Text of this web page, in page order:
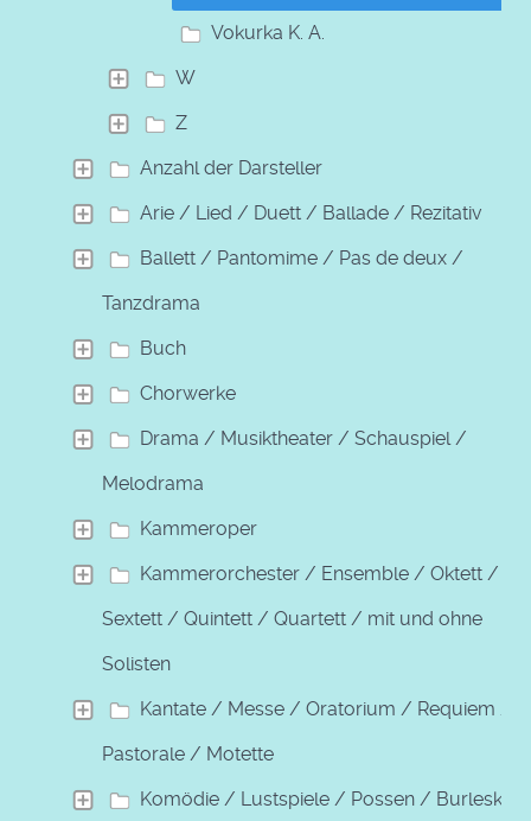
Vokurka K. A.
W
Z
Anzahl der Darsteller
Arie / Lied / Duett / Ballade / Rezitativ
Ballett / Pantomime / Pas de deux /
Tanzdrama
Buch
Chorwerke
Drama / Musiktheater / Schauspiel /
Melodrama
Kammeroper
Kammerorchester / Ensemble / Oktett /
Sextett / Quintett / Quartett / mit und ohne
Solisten
Kantate / Messe / Oratorium / Requiem /
Pastorale / Motette
Komödie / Lustspiele / Possen / Burleske